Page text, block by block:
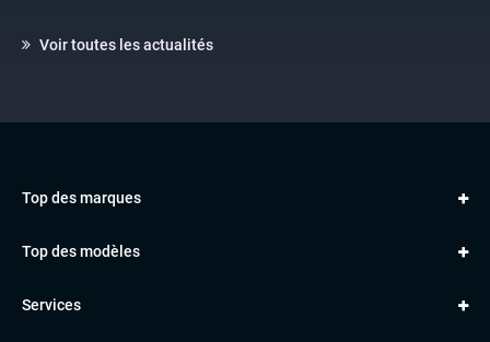
Voir toutes les actualités
Top des marques
VOLKSWAGEN
BMW
Top des modèles
Classe A
Services